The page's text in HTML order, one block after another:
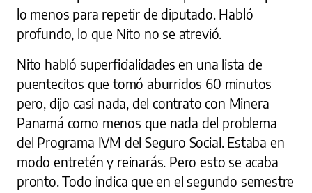
lo menos para repetir de diputado. Habló
profundo, lo que Nito no se atrevió.
Nito habló superficialidades en una lista de
puentecitos que tomó aburridos 60 minutos
pero, dijo casi nada, del contrato con Minera
Panamá como menos que nada del problema
del Programa IVM del Seguro Social. Estaba en
modo entretén y reinarás. Pero esto se acaba
pronto. Todo indica que en el segundo semestre